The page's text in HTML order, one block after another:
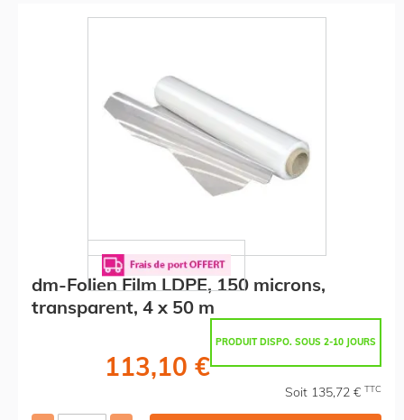
dm-Folien Film LDPE, 150 microns,
transparent, 4 x 50 m
PRODUIT DISPO. SOUS 2-10 JOURS
113,10 €
Soit 135,72 € TTC